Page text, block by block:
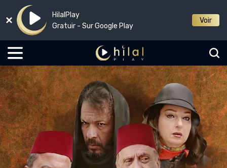
HilalPlay
Gratuir - Sur Google Play
Voir